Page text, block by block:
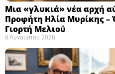
Μια «γλυκιά» νέα αρχή
Προφήτη Ηλία Μυρίκης –
Γιορτή Μελιού
8 Αυγούστου 2026